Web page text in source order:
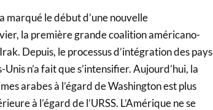
le début d’une nouvelle
la première grande coalition américano-
Depuis, le processus d’intégration des pays
n’a fait que s’intensifier. Aujourd’hui, la
arabes à l’égard de Washington est plus
à l’égard de l’URSS. L’Amérique ne se